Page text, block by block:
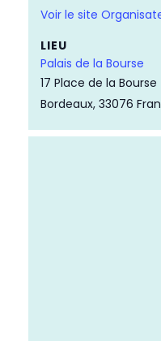
Voir le site
LIEU
Palais de la Bourse
17 Place de la Bourse
Bordeaux, 33076